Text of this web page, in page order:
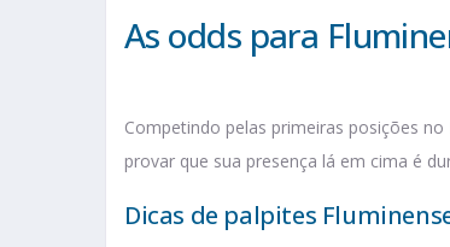
As odds para
Competindo pelas primeiras posições
provar que sua presença lá em cima é
Dicas de palpites